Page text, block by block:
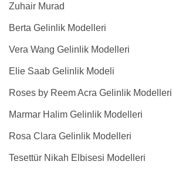
Zuhair Murad
Berta Gelinlik Modelleri
Vera Wang Gelinlik Modelleri
Elie Saab Gelinlik Modeli
Roses by Reem Acra Gelinlik Modelleri
Marmar Halim Gelinlik Modelleri
Rosa Clara Gelinlik Modelleri
Tesettür Nikah Elbisesi Modelleri